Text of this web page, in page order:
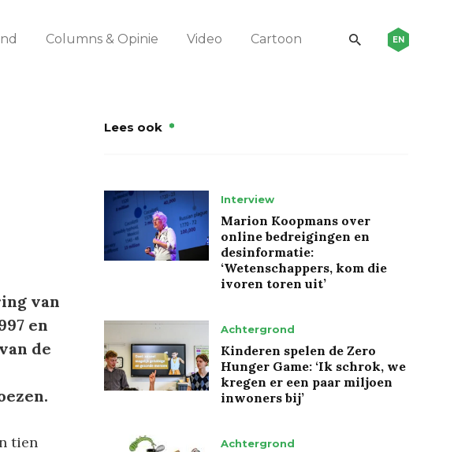
Columns & Opinie Video Cartoon EN
van
en
de
tien
Lees ook
Interview
Marion Koopmans over
online bedreigingen en
desinformatie:
‘Wetenschappers, kom die
ivoren toren uit’
Achtergrond
Kinderen spelen de Zero
Hunger Game: ‘Ik schrok, we
kregen er een paar miljoen
inwoners bij’
Achtergrond